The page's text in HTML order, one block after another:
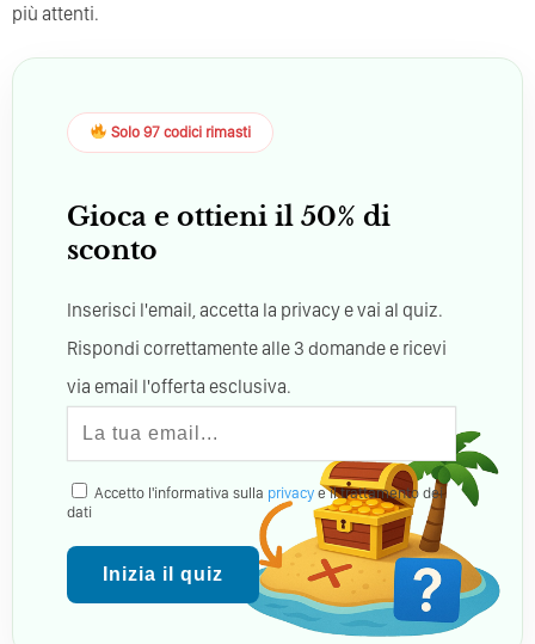
più attenti.
Solo 97 codici rimasti
Gioca e ottieni il 50% di
sconto
Inserisci l'email, accetta la privacy e vai al quiz.
Rispondi correttamente alle 3 domande e ricevi
via email l'offerta esclusiva.
Accetto l'informativa sulla privacy e il trattamento dei
dati
Inizia il quiz